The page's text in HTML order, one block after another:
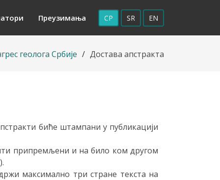
Преузимања СР SR EN
геолога Србије Достава апстракта
биће штампани у публикацији
припремљени и на било ком другом
максимално три стране текста на